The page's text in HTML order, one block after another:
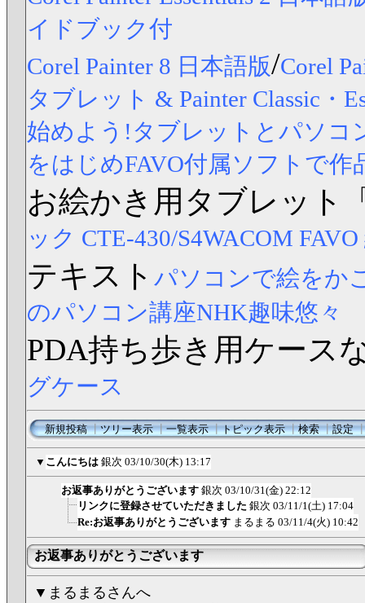
イドブック付
Corel Painter 8 日本語版/Corel
タブレット & Painter Classic・
始めよう!タブレットとパソコ
をはじめFAVO付属ソフトで作
お絵かき用タブレット
ック CTE-430/S4WACOM
テキスト パソコンで絵をか
のパソコン講座NHK趣味悠々
PDA持ち歩き用ケース
グケース
新規投稿┃ツリー表示┃一覧表示┃トピック表示┃検索┃設定
▼ こんにちは 銀次 03/10/30(木) 13:17
お返事ありがとうございます 銀次 03/10/31(金) 22:12
リンクに登録させていただきました 銀次 03/11/1(土) 17:04
Re:お返事ありがとうございます まるまる 03/11/4(火) 10:42
お返事ありがとうございます
▼まるまるさんへ